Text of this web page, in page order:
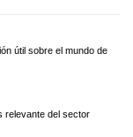
útil sobre el mundo de
relevante del sector